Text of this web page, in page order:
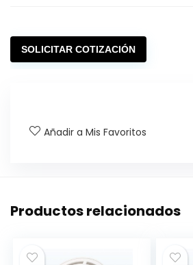
SOLICITAR COTIZACIÓN
Añadir a Mis Favoritos
Productos relacionados